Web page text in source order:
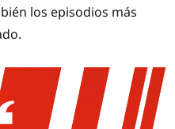
los episodios más